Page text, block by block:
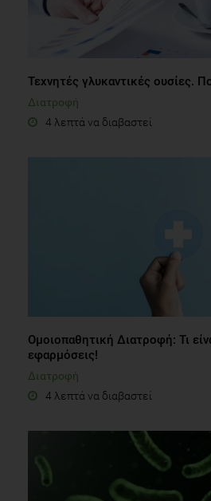
Τεχνητές γλυκαντικές ουσίες.
Διατροφή
4 λεπτά να διαβαστεί
Ομοιοπαθητική Διατροφή: Τι
εφαρμόσεις!
Διατροφή
4 λεπτά να διαβαστεί